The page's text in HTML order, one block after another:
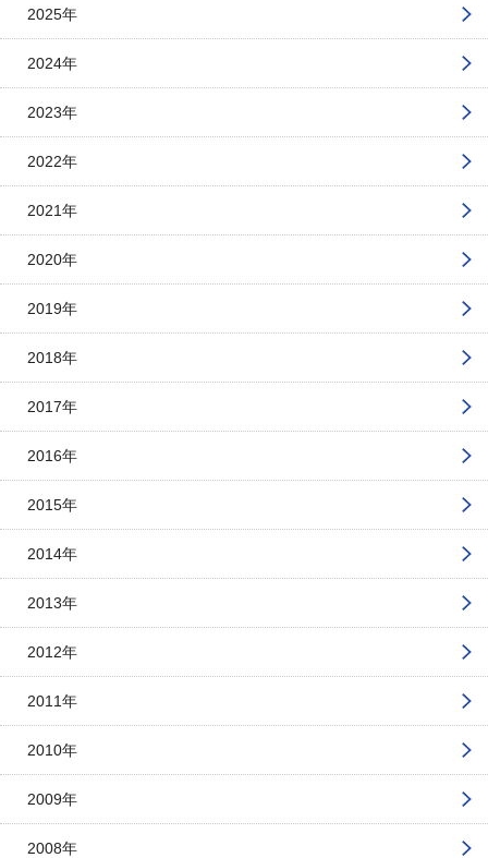
2025年
2024年
2023年
2022年
2021年
2020年
2019年
2018年
2017年
2016年
2015年
2014年
2013年
2012年
2011年
2010年
2009年
2008年